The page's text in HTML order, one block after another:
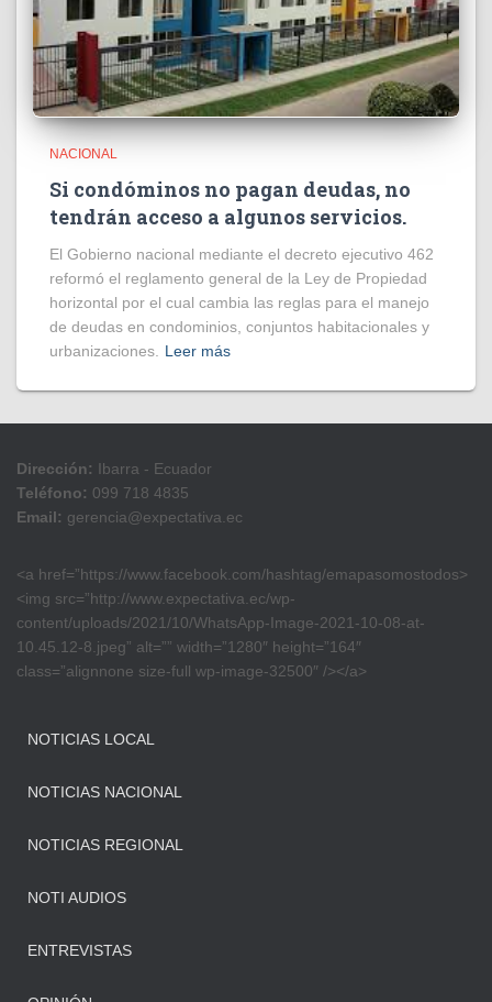
NACIONAL
Si condóminos no pagan deudas, no
tendrán acceso a algunos servicios.
El Gobierno nacional mediante el decreto ejecutivo 462
reformó el reglamento general de la Ley de Propiedad
horizontal por el cual cambia las reglas para el manejo
de deudas en condominios, conjuntos habitacionales y
urbanizaciones. Leer más
Dirección: Ibarra - Ecuador
Teléfono: 099 718 4835
Email: gerencia@expectativa.ec
<a href=”https://www.facebook.com/hashtag/emapasomostodos>
<img src=”http://www.expectativa.ec/wp-
content/uploads/2021/10/WhatsApp-Image-2021-10-08-at-
10.45.12-8.jpeg” alt=”” width=”1280″ height=”164″
class=”alignnone size-full wp-image-32500″ /></a>
NOTICIAS LOCAL
NOTICIAS NACIONAL
NOTICIAS REGIONAL
NOTI AUDIOS
ENTREVISTAS